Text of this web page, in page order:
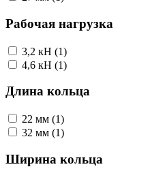
Рабочая нагрузка
3,2 кН (1)
4,6 кН (1)
Длина кольца
22 мм (1)
32 мм (1)
Ширина кольца